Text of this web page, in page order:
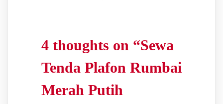
4 thoughts on “Sewa
Tenda Plafon Rumbai
Merah Putih